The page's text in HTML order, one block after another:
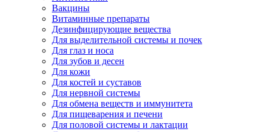
Вакцины
Витаминные препараты
Дезинфицирующие вещества
Для выделительной системы и почек
Для глаз и носа
Для зубов и десен
Для кожи
Для костей и суставов
Для нервной системы
Для обмена веществ и иммунитета
Для пищеварения и печени
Для половой системы и лактации